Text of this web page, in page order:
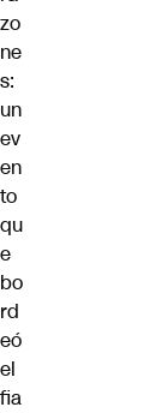
zo
ne
s:
un
ev
en
to
qu
e
bo
rd
eó
el
fia